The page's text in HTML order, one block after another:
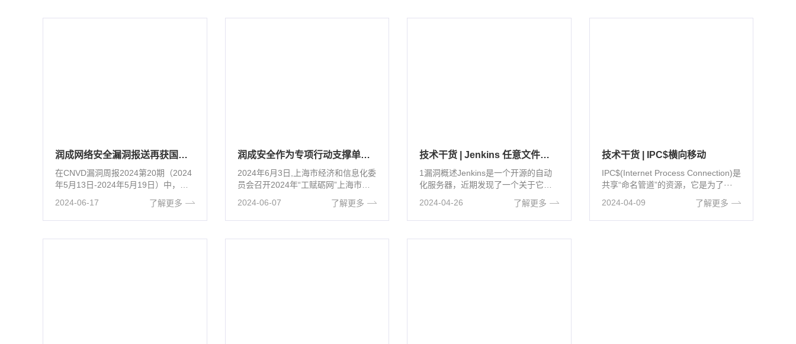
润成网络安全漏洞报送再获国家信息安全漏洞共享平台原创认可收录
在CNVD漏洞周报2024第20期（2024
年5月13日-2024年5月19日）中，润
2024-06-17 了解更多
润成安全作为专项行动支撑单位参加2024年“工赋砺网”上海市工业领域网络和数据安全能力提升专项行动工作部署会
2024年6月3日,上海市经济和信息化委
员会召开2024年“工赋砺网”上海市工
2024-06-07 了解更多
技术干货 | Jenkins 任意文件读取漏洞 （CVE-2024-23897)的复现与修复
1漏洞概述Jenkins是一个开源的自动
化服务器，近期发现了一个关于它的
2024-04-26 了解更多
技术干货 | IPC$横向移动
IPC$(Internet Process Connection)是
共享“命名管道”的资源，它是为了···
2024-04-09
了解更多